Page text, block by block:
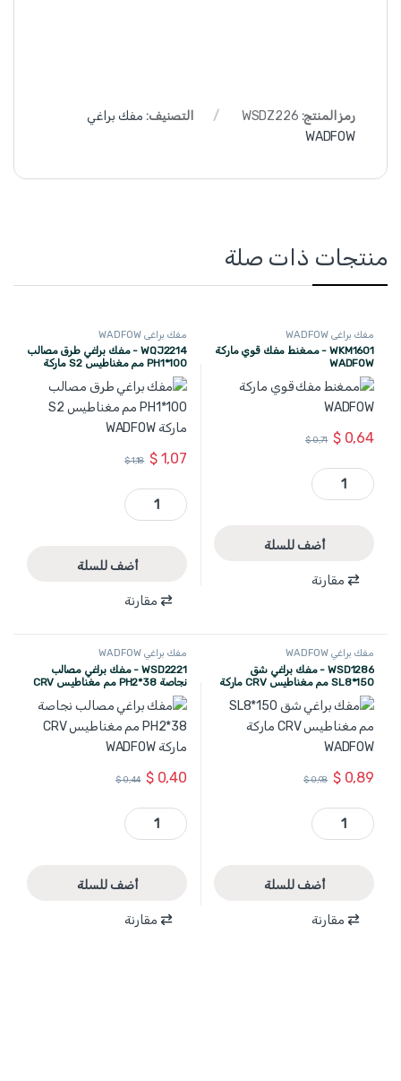
رمز المنتج: WSDZ226 التصنيف: مفك براغي
WADFOW
منتجات ذات صلة
مفك براغي WADFOW
WKM1601 - ممغنط مفك قوي ماركة
WADFOW
$0,64
$0,71
WKM1601 - ممغنط مفك قوي ماركة WADFOW quantity
أضف للسلة
مقارنة
مفك براغي WADFOW
WQJ2214 - مفك براغي طرق مصالب
PH1*100 مم مغناطيس S2 ماركة
WADFOW
$1,07
$1,18
WQJ2214 - مفك براغي طرق مصالب PH1*100 مم مغناطيس S2 ماركة WADFOW quantity
أضف للسلة
مقارنة
مفك براغي WADFOW
WSD1286 - مفك براغي شق
SL8*150 مم مغناطيس CRV ماركة
WADFOW
$0,89
$0,98
WSD1286 - مفك براغي شق SL8*150 مم مغناطيس CRV ماركة WADFOW quantity
أضف للسلة
مقارنة
مفك براغي WADFOW
WSD2221 - مفك براغي مصالب
نجاصة PH2*38 مم مغناطيس CRV
ماركة WADFOW
$0,40
$0,44
WSD2221 - مفك براغي مصالب نجاصة PH2*38 مم مغناطيس CRV ماركة WADFOW quantity
أضف للسلة
مقارنة